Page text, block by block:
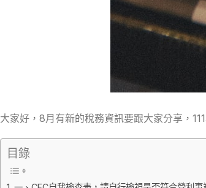
大家好，8月有新的稅務資訊要跟大家分享，
目錄